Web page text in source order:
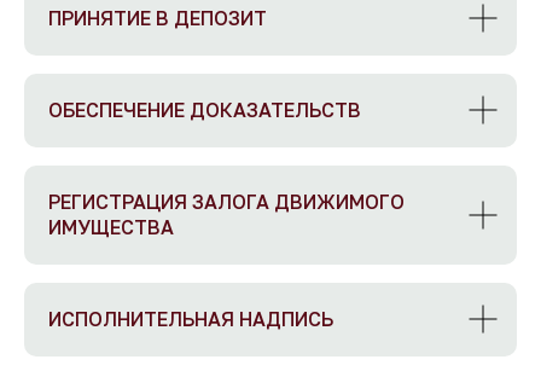
ПРИНЯТИЕ В ДЕПОЗИТ
ОБЕСПЕЧЕНИЕ ДОКАЗАТЕЛЬСТВ
РЕГИСТРАЦИЯ ЗАЛОГА ДВИЖИМОГО
ИМУЩЕСТВА
ИСПОЛНИТЕЛЬНАЯ НАДПИСЬ